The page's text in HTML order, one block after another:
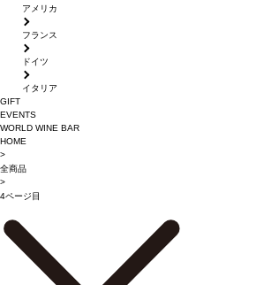
アメリカ
フランス
ドイツ
イタリア
GIFT
EVENTS
WORLD WINE BAR
HOME
>
全商品
>
4ページ目